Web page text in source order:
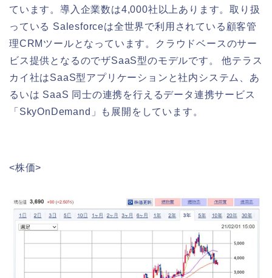
ています。導入企業数は4,000社以上あります。取り扱
っている Salesforceは全世界で利用されている顧客管
理CRMツールとなっています。クラウドベースのサー
ビス提供となるのでザSaaS型のモデルです。 他テラス
カイ社はSaaS型アプリケーションと社内システム、あ
るいは SaaS 同士の連携を行えるデータ連携サービス
「SkyOnDemand」も展開をしています。
<株価>